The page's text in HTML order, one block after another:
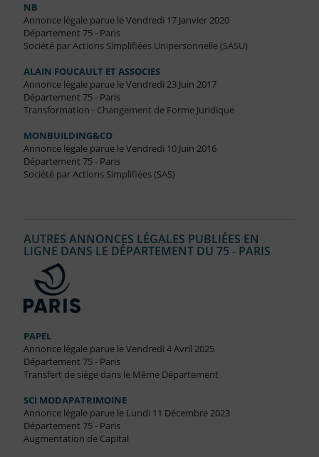
NB
Annonce légale parue le Vendredi 17 Janvier 2020
Département 75 - Paris
Société par Actions Simplifiées Unipersonnelle (SASU)
ALAIN FOUCAULT ET ASSOCIES
Annonce légale parue le Vendredi 23 Juin 2017
Département 75 - Paris
Transformation - Changement de Forme Juridique
MONBUILDING&CO
Annonce légale parue le Vendredi 10 Juin 2016
Département 75 - Paris
Société par Actions Simplifiées (SAS)
AUTRES ANNONCES LÉGALES PUBLIÉES EN
LIGNE DANS LE DÉPARTEMENT DU 75 - PARIS
PAPEL
Annonce légale parue le Vendredi 4 Avril 2025
Département 75 - Paris
Transfert de siège dans le Même Département
SCI MODAPATRIMOINE
Annonce légale parue le Lundi 11 Décembre 2023
Département 75 - Paris
Augmentation de Capital